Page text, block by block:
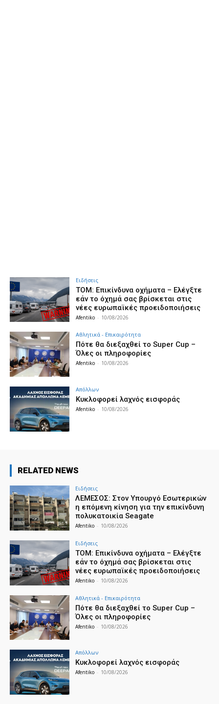
Ειδήσεις
ΤΟΜ: Επικίνδυνα οχήματα – Ελέγξτε
εάν το όχημά σας βρίσκεται στις
νέες ευρωπαϊκές προειδοποιήσεις
Afentiko - 10/08/2026
Αθλητικά - Επικαιρότητα
Πότε θα διεξαχθεί το Super Cup –
Όλες οι πληροφορίες
Afentiko - 10/08/2026
Απόλλων
Κυκλοφορεί λαχνός εισφοράς
Afentiko - 10/08/2026
RELATED NEWS
Ειδήσεις
ΛΕΜΕΣΟΣ: Στον Υπουργό Εσωτερικών
η επόμενη κίνηση για την επικίνδυνη
πολυκατοικία Seagate
Afentiko - 10/08/2026
Ειδήσεις
ΤΟΜ: Επικίνδυνα οχήματα – Ελέγξτε
εάν το όχημά σας βρίσκεται στις
νέες ευρωπαϊκές προειδοποιήσεις
Afentiko - 10/08/2026
Αθλητικά - Επικαιρότητα
Πότε θα διεξαχθεί το Super Cup –
Όλες οι πληροφορίες
Afentiko - 10/08/2026
Απόλλων
Κυκλοφορεί λαχνός εισφοράς
Afentiko - 10/08/2026